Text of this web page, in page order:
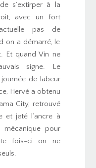
s’extirper à la
avec un fort
pas de
on a démarré, le
Et quand Vin ne
signe. Le
de labeur
Hervé a obtenu
City, retrouvé
et jeté l’ancre à
pour
fois-ci on ne